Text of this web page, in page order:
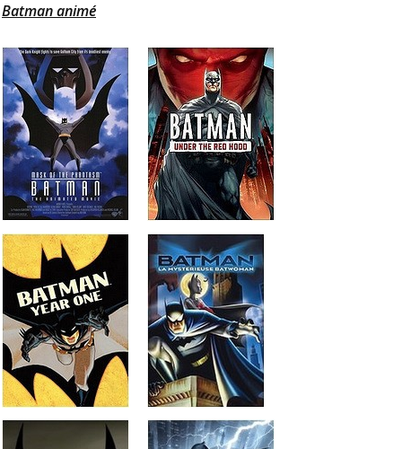
Batman animé